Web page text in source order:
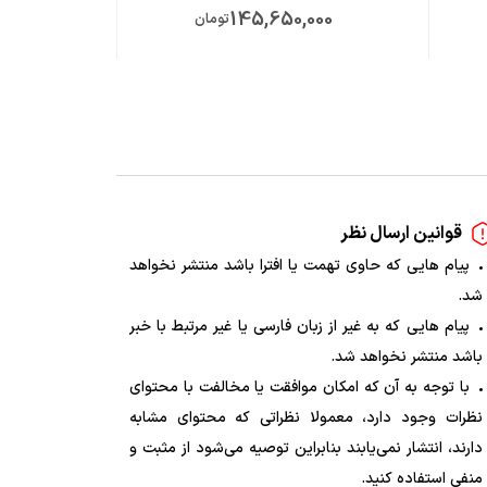
145,650,000تومان
قوانین ارسال نظر
پیام هایی که حاوی تهمت یا افترا باشد منتشر نخواهد
شد.
پیام هایی که به غیر از زبان فارسی یا غیر مرتبط با خبر
باشد منتشر نخواهد شد.
با توجه به آن که امکان موافقت یا مخالفت با محتوای
نظرات وجود دارد، معمولا نظراتی که محتوای مشابه
دارند، انتشار نمی‌یابند بنابراین توصیه می‌شود از مثبت و
منفی استفاده کنید.